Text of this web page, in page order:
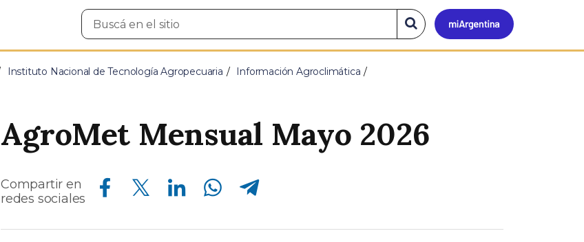
Mi
Buscar
en
Buscar
en
el
Instituto Nacional de Tecnología Agropecuaria Información Agroclimática
AgroMet Mensual Mayo 2026
Compartir en
redes sociales
Compartir en Facebook Compartir en Twitter Compartir en Linkedin Compartir en Whatsapp Compartir en Telegram